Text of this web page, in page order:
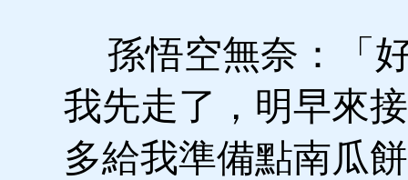
孫悟空無奈：「
我先走了，明早來
多給我準備點南瓜